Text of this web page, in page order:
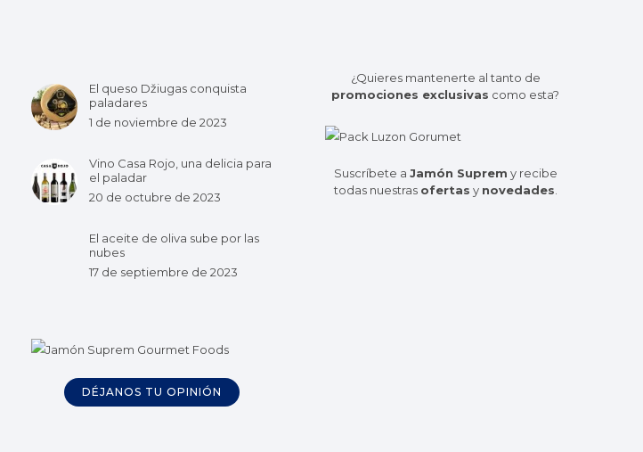
El queso Džiugas conquista
paladares
1 de noviembre de 2023
Vino Casa Rojo, una delicia para
el paladar
20 de octubre de 2023
El aceite de oliva sube por las
nubes
17 de septiembre de 2023
DÉJANOS TU OPINIÓN
¿Quieres mantenerte al tanto de
promociones exclusivas como esta?
Suscríbete a Jamón Suprem y recibe
todas nuestras ofertas y novedades.